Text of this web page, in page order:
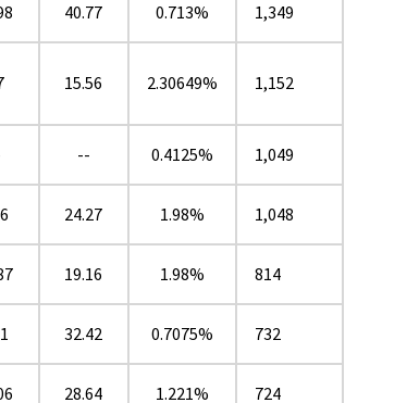
40.77 0.713% 1,349
15.56 2.30649% 1,152
-- 0.4125% 1,049
24.27 1.98% 1,048
19.16 1.98% 814
32.42 0.7075% 732
28.64 1.221% 724